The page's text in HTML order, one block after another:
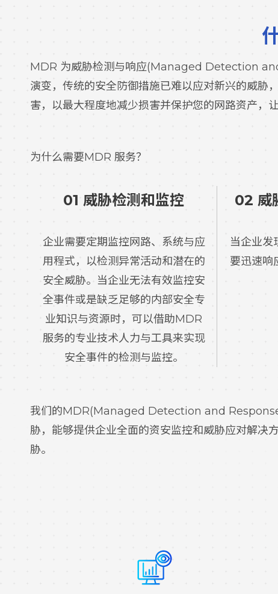
MDR 为威胁检测与响应(Managed Detection
演变，传统的安全防御措施已难以应对新兴的威胁
害，以最大程度地减少损害并保护您的网路资产，
为什么需要MDR 服务？
01 威胁检测和监控
企业需要定期监控网路、系统与应
用程式，以检测异常活动和潜在的
安全威胁。当企业无法有效监控安
全事件或是缺乏足够的内部安全专
业知识与资源时，可以借助MDR
服务的专业技术人力与工具来实现
安全事件的检测与监控。
02 威
当企业发
要迅速响
我们的MDR(Managed Detection and Response)
胁，能够提供企业全面的资安监控和威胁应对解决
胁。